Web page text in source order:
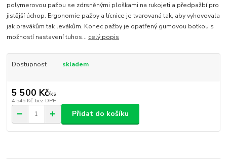
polymerovou pažbu se zdrsněnými ploškami na rukojeti a předpažbí pro
jistější úchop. Ergonomie pažby a lícnice je tvarovaná tak, aby vyhovovala
jak pravákům tak levákům. Konec pažby je opatřený gumovou botkou s
možností nastavení tuhos... celý popis
Dostupnost skladem
5 500 Kč/ks
4 545 Kč bez DPH
Přidat do košíku